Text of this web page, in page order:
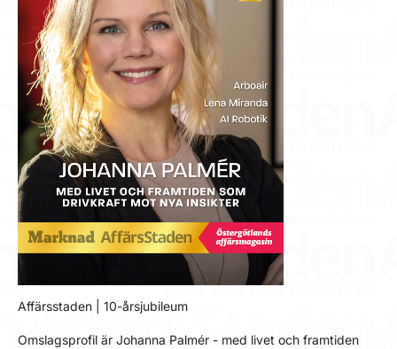
Affärsstaden | 10-årsjubileum
Omslagsprofil är Johanna Palmér - med livet och framtiden